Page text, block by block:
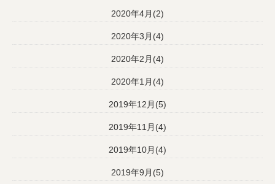
2020年4月(2)
2020年3月(4)
2020年2月(4)
2020年1月(4)
2019年12月(5)
2019年11月(4)
2019年10月(4)
2019年9月(5)